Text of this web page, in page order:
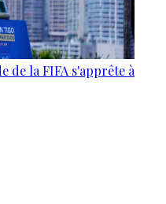
de la FIFA s'apprête à